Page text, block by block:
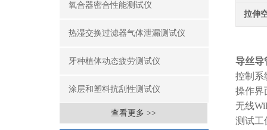
氧合器密合性能测试仪
热湿交换过滤器气体泄漏测试仪
牙种植体动态疲劳测试仪
涂层和塑料抗刮性测试仪
查看更多 >>
拉伸
导丝导
控制系
操作界
无线
测试工